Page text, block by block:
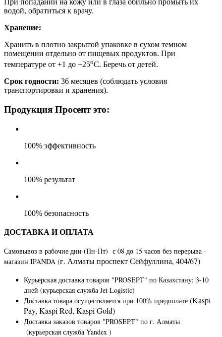
водой, обратиться к врачу.
Хранение:
Хранить в плотно закрытой упаковке в сухом темном
помещении отдельно от пищевых продуктов. При
температуре от +1 до +25оС. Беречь от детей.
Срок годности: 36 месяцев (соблюдать условия
транспортировки и хранения).
Продукция Просепт это:
100% эффективность
100% результат
100% безопасность
ДОСТАВКА И ОПЛАТА
Самовывоз в рабочие дни (Пн-Пт) с 08 до 15 часов без перерыва -
магазин IPANDA (г. Алматы​ ​проспект Сейфуллина, 404/67)
Курьерская доставка товаров "PROSEPT" по Казахстану: 3-10
дней (курьерская служба Jet Logistic)
Доставка товара осуществляется при 100% предоплате (Kaspi
Pay, Kaspi Red, Kaspi Gold)
Доставка заказов товаров "PROSEPT" по г. Алматы
(курьерская служба Yandex )